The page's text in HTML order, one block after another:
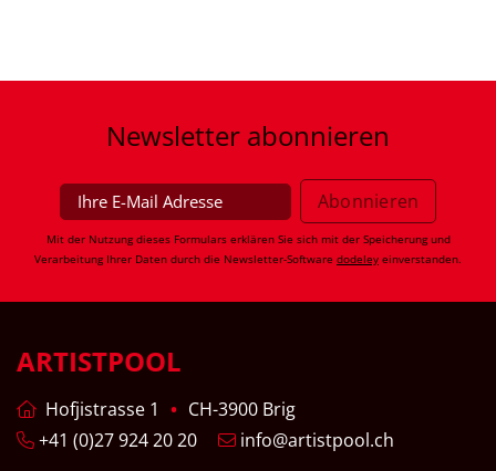
Newsletter abonnieren
Mit der Nutzung dieses Formulars erklären Sie sich mit der Speicherung und
Verarbeitung Ihrer Daten durch die Newsletter-Software dodeley einverstanden.
ARTISTPOOL
Hofjistrasse 1
CH-3900 Brig
+41 (0)27 924 20 20
info@artistpool.ch